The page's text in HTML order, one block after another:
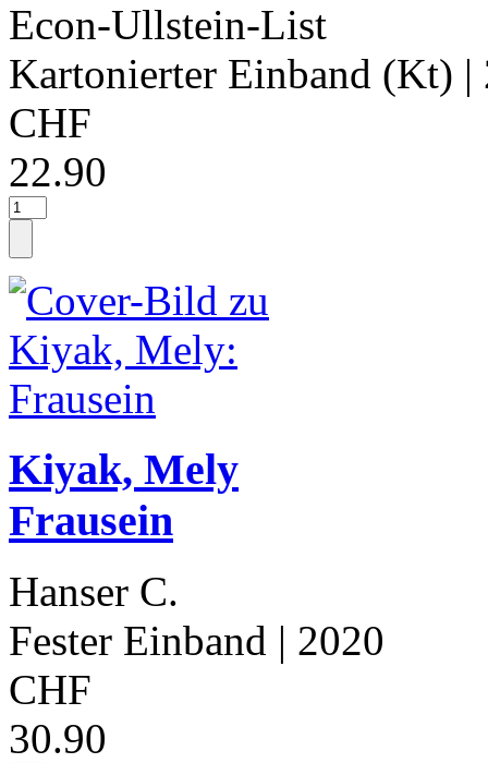
Econ-Ullstein-List
Kartonierter Einband (Kt) |
CHF
22.90
Kiyak, Mely
Frausein
Hanser C.
Fester Einband | 2020
CHF
30.90